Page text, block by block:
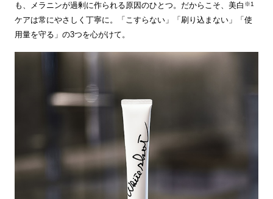
も、メラニンが過剰に作られる原因のひとつ。だからこそ、美白 ※1
ケアは常にやさしく丁寧に。「こすらない」「刷り込まない」「使
用量を守る」の3つを心がけて。